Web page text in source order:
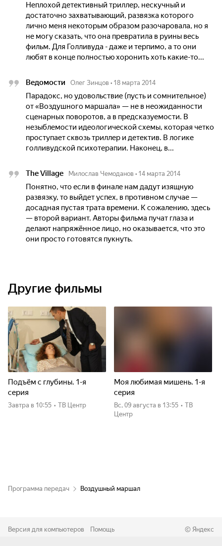
Неплохой детективный триллер, нескучный и
достаточно захватывающий, развязка которого
лично меня некоторым образом разочаровала, но я
не могу сказать, что она превратила в руины весь
фильм. Для Голливуда - даже и терпимо, а то они
любят в конце полностью хоронить хоть какие-то...
Ведомости Олег Зинцов • 18 марта 2014
Парадокс, но удовольствие (пусть и сомнительное)
от «Воздушного маршала» — не в неожиданности
сценарных поворотов, а в предсказуемости. В
незыблемости идеологической схемы, которая четко
проступает сквозь триллер и детектив. В логике
голливудской психотерапии. Наконец, в...
The Village Милослав Чемоданов • 14 марта 2014
Понятно, что если в финале нам дадут изящную
развязку, то выйдет успех, в противном случае —
досадная пустая трата времени. К сожалению, здесь
— второй вариант. Авторы фильма пучат глаза и
делают напряжённое лицо, но оказывается, что это
они просто готовятся пукнуть.
Другие фильмы
Подъём с глубины. 1-я
серия
Завтра в 10:55 • ТВ Центр
Моя любимая мишень. 1-я
серия
вс, 09 августа в 13:55 • ТВ
Центр
Программа передач Воздушный маршал
Версия для компьютеров Помощь © Яндекс